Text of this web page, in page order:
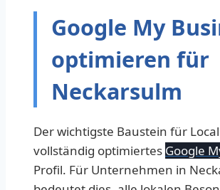
Google My
optimieren für
Neckarsulm
Der wichtigste Baustein für Local
vollständig optimiertes Google
Profil. Für Unternehmen in